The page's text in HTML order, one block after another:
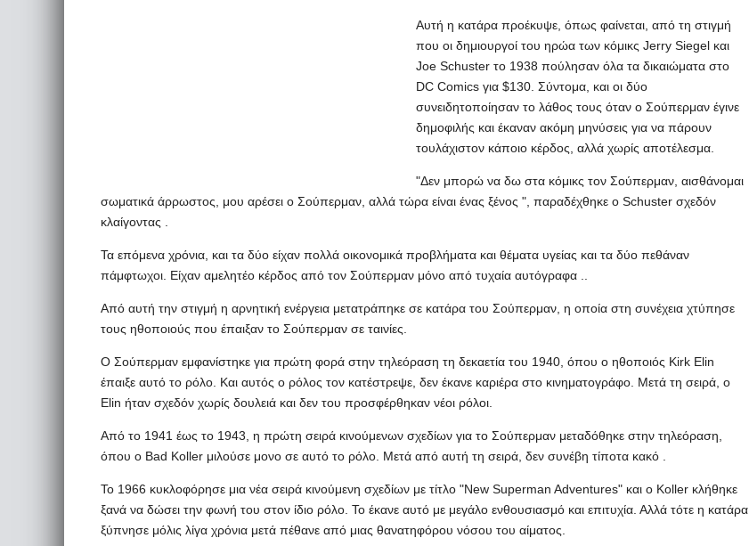
Αυτή η κατάρα προέκυψε, όπως φαίνεται, από τη στιγμή
που οι δημιουργοί του ηρώα των κόμικς Jerry Siegel και
Joe Schuster το 1938 πούλησαν όλα τα δικαιώματα στο
DC Comics για $130. Σύντομα, και οι δύο
συνειδητοποίησαν το λάθος τους όταν ο Σούπερμαν έγινε
δημοφιλής και έκαναν ακόμη μηνύσεις για να πάρουν
τουλάχιστον κάποιο κέρδος, αλλά χωρίς αποτέλεσμα.
"Δεν μπορώ να δω στα κόμικς τον Σούπερμαν, αισθάνομαι
σωματικά άρρωστος, μου αρέσει ο Σούπερμαν, αλλά τώρα είναι ένας ξένος ", παραδέχθηκε ο Schuster σχεδόν
κλαίγοντας .
Τα επόμενα χρόνια, και τα δύο είχαν πολλά οικονομικά προβλήματα και θέματα υγείας και τα δύο πεθάναν
πάμφτωχοι. Είχαν αμελητέο κέρδος από τον Σούπερμαν μόνο από τυχαία αυτόγραφα ..
Από αυτή την στιγμή η αρνητική ενέργεια μετατράπηκε σε κατάρα του Σούπερμαν, η οποία στη συνέχεια χτύπησε
τους ηθοποιούς που έπαιξαν το Σούπερμαν σε ταινίες.
Ο Σούπερμαν εμφανίστηκε για πρώτη φορά στην τηλεόραση τη δεκαετία του 1940, όπου ο ηθοποιός Kirk Elin
έπαιξε αυτό το ρόλο. Και αυτός ο ρόλος τον κατέστρεψε, δεν έκανε καριέρα στο κινηματογράφο. Μετά τη σειρά, ο
Elin ήταν σχεδόν χωρίς δουλειά και δεν του προσφέρθηκαν νέοι ρόλοι.
Από το 1941 έως το 1943, η πρώτη σειρά κινούμενων σχεδίων για το Σούπερμαν μεταδόθηκε στην τηλεόραση,
όπου ο Bad Koller μιλούσε μονο σε αυτό το ρόλο. Μετά από αυτή τη σειρά, δεν συνέβη τίποτα κακό .
Το 1966 κυκλοφόρησε μια νέα σειρά κινούμενη σχεδίων με τίτλο "New Superman Adventures" και ο Koller κλήθηκε
ξανά να δώσει την φωνή του στον ίδιο ρόλο. Το έκανε αυτό με μεγάλο ενθουσιασμό και επιτυχία. Αλλά τότε η κατάρα
ξύπνησε μόλις λίγα χρόνια μετά πέθανε από μιας θανατηφόρου νόσου του αίματος.